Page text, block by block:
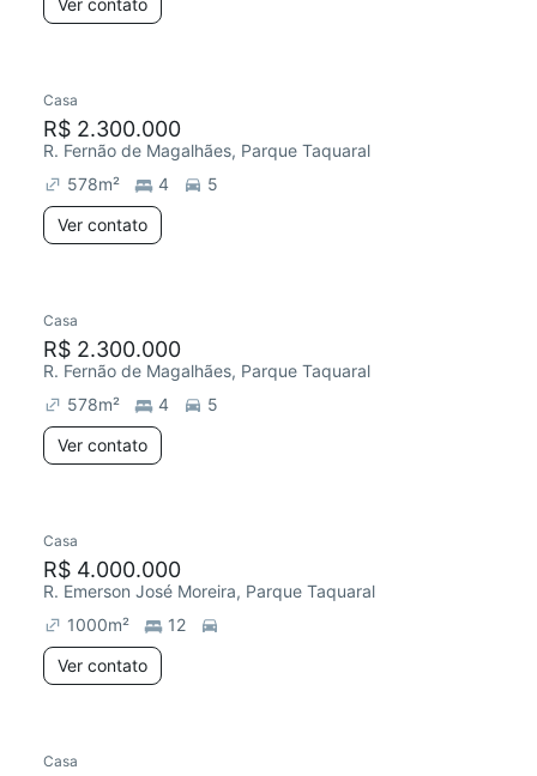
Ver contato
Casa
R$ 2.300.000
R. Fernão de Magalhães, Parque Taquaral
578m² 4
5
Ver contato
Casa
R$ 2.300.000
R. Fernão de Magalhães, Parque Taquaral
578m² 4
5
Ver contato
Casa
R$ 4.000.000
R. Emerson José Moreira, Parque Taquaral
1000m²
12
Ver contato
Casa